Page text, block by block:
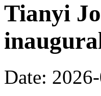
Tianyi
Date: